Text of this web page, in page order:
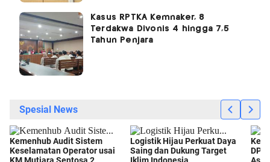
Kasus RPTKA Kemnaker, 8
Terdakwa Divonis 4 hingga 7,5
Tahun Penjara